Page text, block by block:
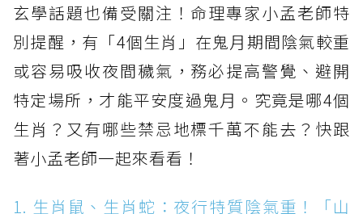
玄學話題也備受關注！命理專家小孟老師特
別提醒，有「4個生肖」在鬼月期間陰氣較重
或容易吸收夜間穢氣，務必提高警覺、避開
特定場所，才能平安度過鬼月。究竟是哪4個
生肖？又有哪些禁忌地標千萬不能去？快跟
著小孟老師一起來看看！
1. 生肖鼠、生肖蛇：夜行特質陰氣重！「山